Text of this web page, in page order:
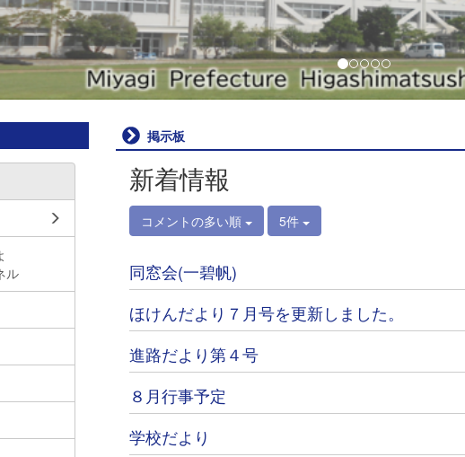
掲示板
新着情報
コメントの多い順 5件
同窓会(一碧帆)
ほけんだより７月号を更新しました。
進路だより第４号
８月行事予定
学校だより
ル